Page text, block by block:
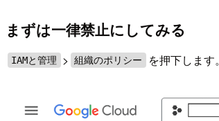
まずは一律禁止にしてみる
IAMと管理 > 組織のポリシー を押下します。